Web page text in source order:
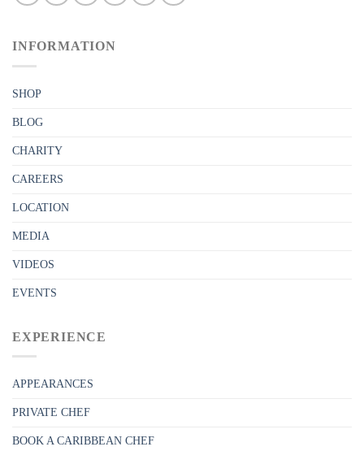
INFORMATION
SHOP
BLOG
CHARITY
CAREERS
LOCATION
MEDIA
VIDEOS
EVENTS
EXPERIENCE
APPEARANCES
PRIVATE CHEF
BOOK A CARIBBEAN CHEF